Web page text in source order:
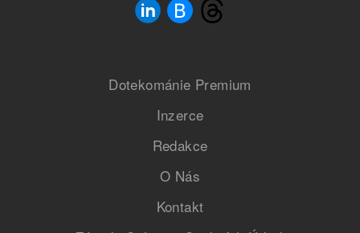
Dotekománie Premium
Inzerce
Redakce
O Nás
Kontakt